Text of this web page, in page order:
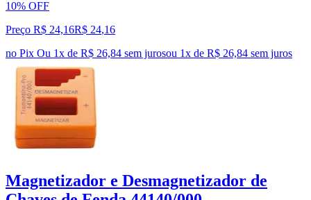
10% OFF
Preço R$ 24,16R$ 24,16
no Pix Ou 1x de R$ 26,84 sem jurosou 1x de R$ 26,84 sem juros
Magnetizador e Desmagnetizador de